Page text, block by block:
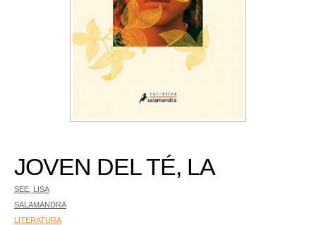
JOVEN DEL TÉ, LA
SEE, LISA
SALAMANDRA
LITERATURA